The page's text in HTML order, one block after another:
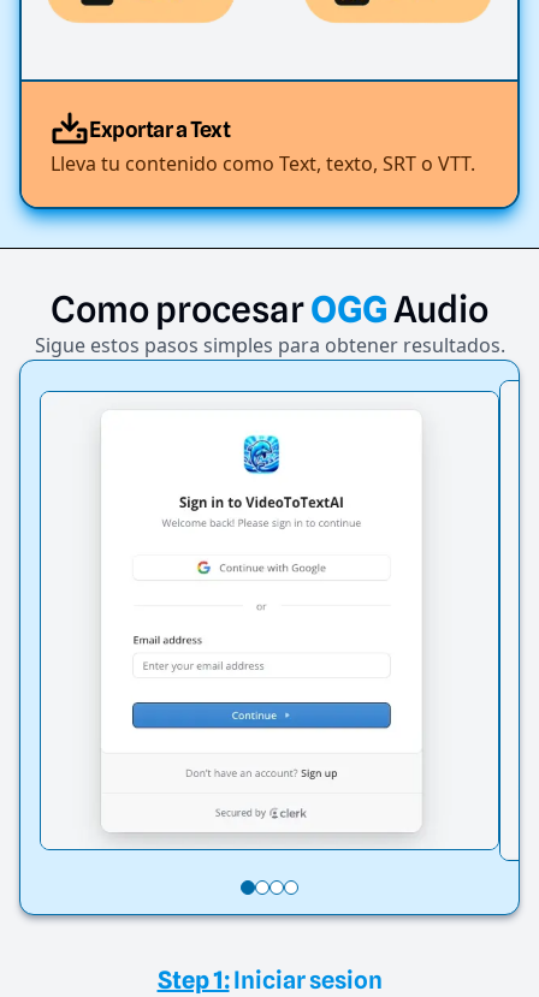
Exportar a Text
Lleva tu contenido como Text, texto, SRT o VTT.
ComoprocesarOGGAudio
Sigue estos pasos simples para obtener resultados.
Step 1:Iniciar sesion